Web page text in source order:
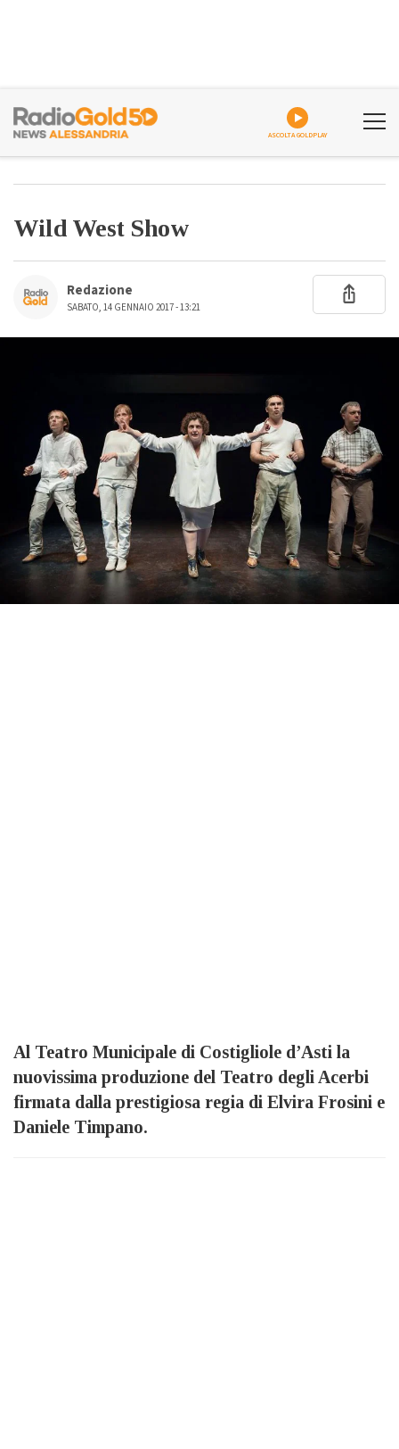
ASCOLTA GOLDPLAY
Wild West Show
Redazione
SABATO, 14 GENNAIO 2017 - 13:21
Al Teatro Municipale di Costigliole d’Asti la
nuovissima produzione del Teatro degli Acerbi
firmata dalla prestigiosa regia di Elvira Frosini e
Daniele Timpano.